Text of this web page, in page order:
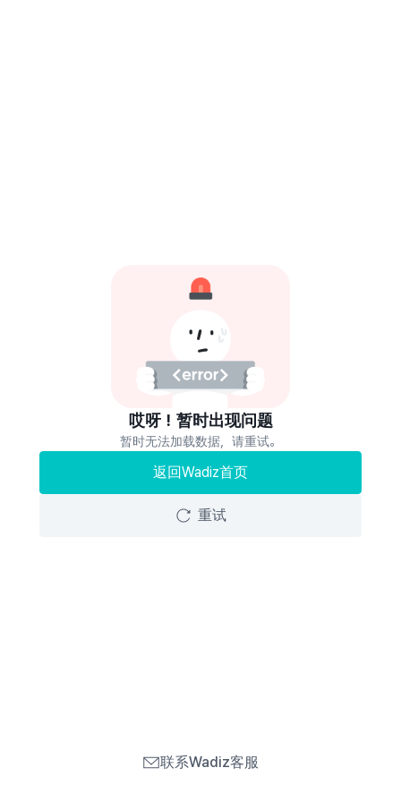
哎呀！暂时出现问题
暂时无法加载数据，请重试。
返回Wadiz首页
重试
联系Wadiz客服